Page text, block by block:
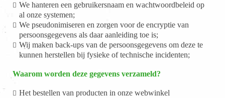
We hanteren een gebruikersnaam en wachtwoordbeleid op
al onze systemen;
We pseudonimiseren en zorgen voor de encryptie van
persoonsgegevens als daar aanleiding toe is;
Wij maken back-ups van de persoonsgegevens om deze te
kunnen herstellen bij fysieke of technische incidenten;
Waarom worden deze gegevens verzameld?
Het bestellen van producten in onze webwinkel